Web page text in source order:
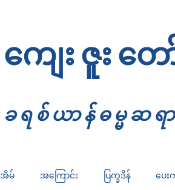
ကျေးဇူးတေ
ခရစ်ယာန်ဓမ္မဆရ
အိမ် အကြောင်း ပြက္ခဒိန် ပေး